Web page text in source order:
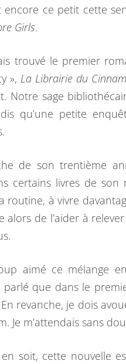
encore ce petit cette
Girls.
trouvé le premier
», La Librairie du
Notre sage
qu’une petite
de son trentième
certains livres de
routine, à vivre
alors de l’aider à
aimé ce mélange
parlé que dans le
revanche, je dois
Je m’attendais sans
en soit, cette nouvelle